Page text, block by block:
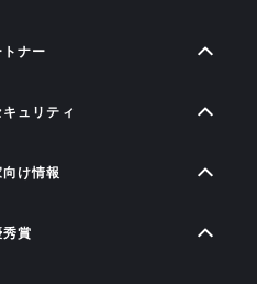
ナー
ュリティ
け情報
秀賞